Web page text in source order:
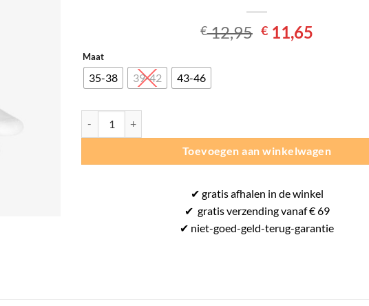
€12,95
prijs
€ 11,65
Maat
35-38 39-42 43-46
Toevoegen aan winkelwagen
✔ gratisafhalen in de winkel
✔ gratisverzending vanaf € 69
✔ niet-goed-geld-terug-garantie